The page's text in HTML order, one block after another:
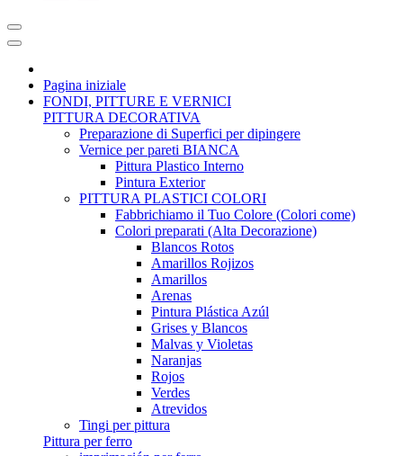
Pagina iniziale
FONDI, PITTURE E VERNICI
PITTURA DECORATIVA
Preparazione di Superfici per dipingere
Vernice per pareti BIANCA
Pittura Plastico Interno
Pintura Exterior
PITTURA PLASTICI COLORI
Fabbrichiamo il Tuo Colore (Colori come)
Colori preparati (Alta Decorazione)
Blancos Rotos
Amarillos Rojizos
Amarillos
Arenas
Pintura Plástica Azúl
Grises y Blancos
Malvas y Violetas
Naranjas
Rojos
Verdes
Atrevidos
Tingi per pittura
Pittura per ferro